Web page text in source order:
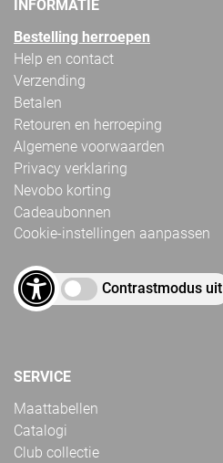
INFORMATIE
Bestelling herroepen
Help en contact
Verzending
Betalen
Retouren en herroeping
Algemene voorwaarden
Privacy verklaring
Nevobo korting
Cadeaubonnen
Cookie-instellingen aanpassen
Contrastmodus uit
SERVICE
Maattabellen
Catalogi
Club collectie